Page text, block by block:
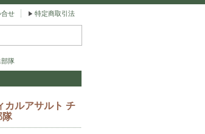
合せ 特定商取引法
隊
カルアサルト チ
隊